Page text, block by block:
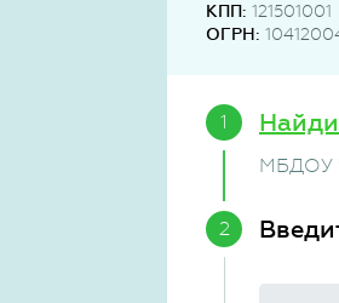
КПП: 121501001
ОГРН:
МБДОУ